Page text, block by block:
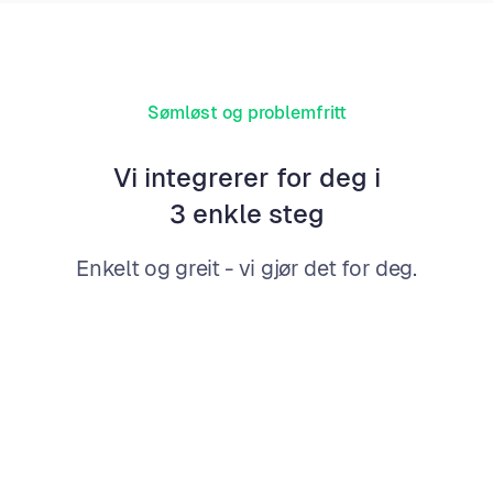
Sømløst og problemfritt
Vi integrerer for deg i
3 enkle steg
Enkelt og greit - vi gjør det for deg.